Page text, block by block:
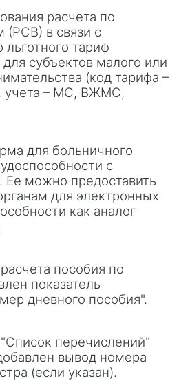
расчета по
(РСВ) в связи с
тариф
субъектов малого или
(код тарифа –
учета – МС, ВЖМС,
для больничного
с
Ее можно предоставить
для электронных
как аналог
пособия по
показатель
дневного пособия".
перечислений"
вывод номера
(если указан).